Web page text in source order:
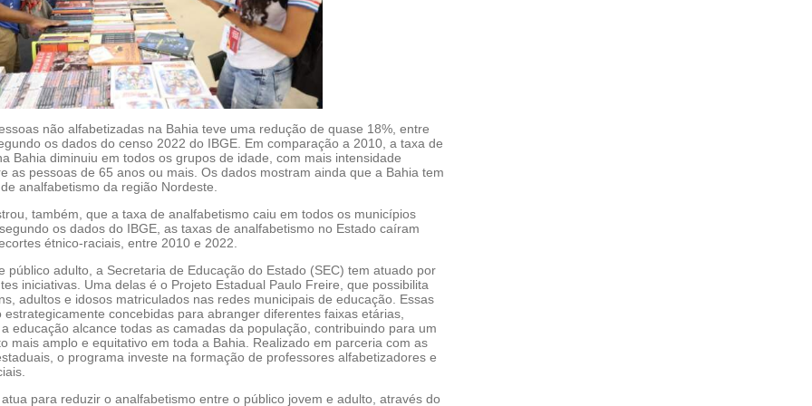
não alfabetizadas na Bahia teve uma redução de quase 18%, entre
os dados do censo 2022 do IBGE. Em comparação a 2010, a taxa de
Bahia diminuiu em todos os grupos de idade, com mais intensidade
as pessoas de 65 anos ou mais. Os dados mostram ainda que a Bahia tem
analfabetismo da região Nordeste.
também, que a taxa de analfabetismo caiu em todos os municípios
os dados do IBGE, as taxas de analfabetismo no Estado caíram
étnico-raciais, entre 2010 e 2022.
público adulto, a Secretaria de Educação do Estado (SEC) tem atuado por
iniciativas. Uma delas é o Projeto Estadual Paulo Freire, que possibilita
adultos e idosos matriculados nas redes municipais de educação. Essas
estrategicamente concebidas para abranger diferentes faixas etárias,
educação alcance todas as camadas da população, contribuindo para um
mais amplo e equitativo em toda a Bahia. Realizado em parceria com as
o programa investe na formação de professores alfabetizadores e
para reduzir o analfabetismo entre o público jovem e adulto, através do